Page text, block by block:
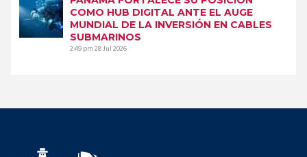
COMO HUB DIGITAL ANTE EL AUGE
MUNDIAL DE LA INVERSIÓN EN CABLES
SUBMARINOS
2:49 pm28 Jul 2026